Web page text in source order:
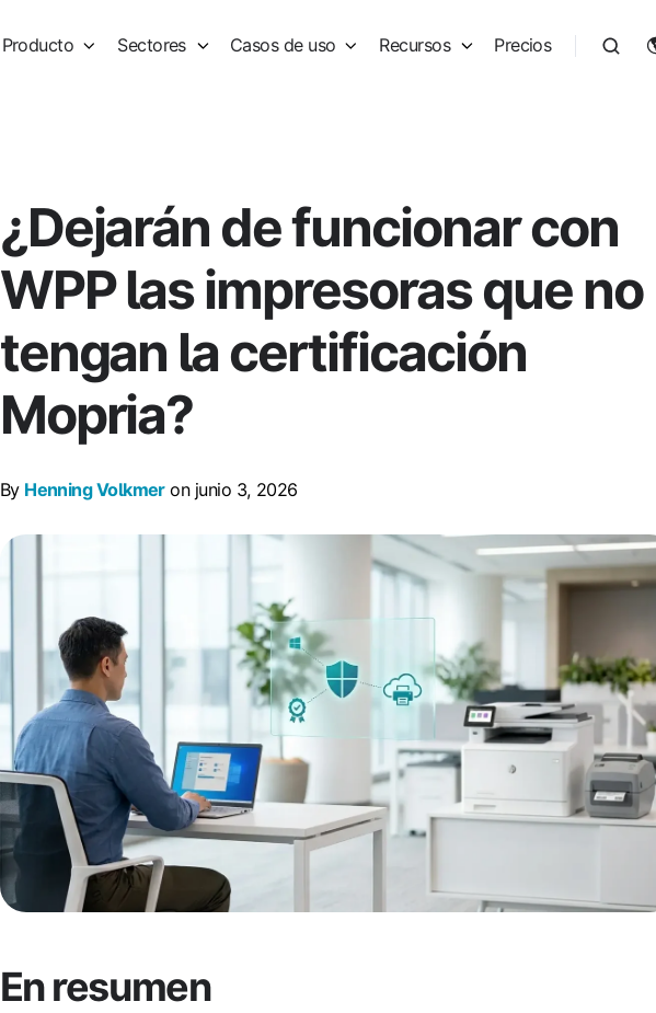
Producto Sectores Casos de uso Recursos Precios
¿Dejarán de funcionar con
WPP las impresoras que no
tengan la certificación
Mopria?
By Henning Volkmeron junio 3, 2026
En resumen